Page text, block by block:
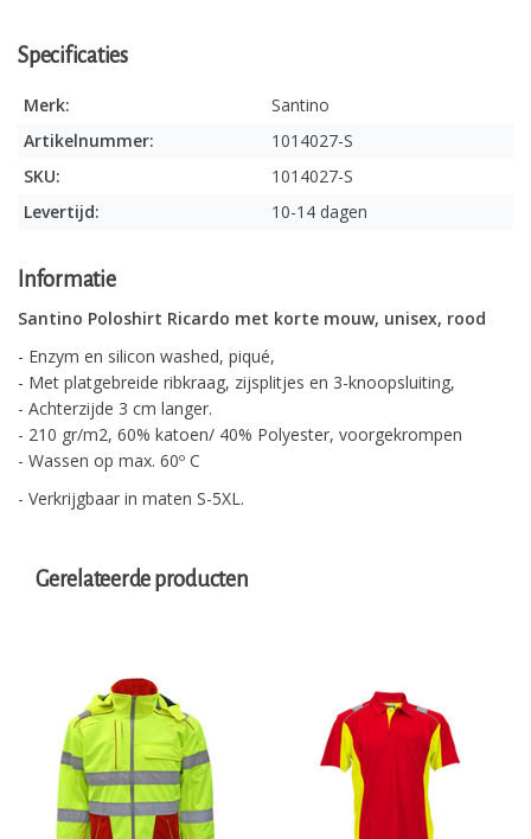
Specificaties
Merk:
Santino
Artikelnummer:
1014027-S
SKU:
1014027-S
Levertijd:
10-14 dagen
Informatie
Santino Poloshirt Ricardo met korte mouw, unisex, rood
- Enzym en silicon washed, piqué,
- Met platgebreide ribkraag, zijsplitjes en 3-knoopsluiting,
- Achterzijde 3 cm langer.
- 210 gr/m2, 60% katoen/ 40% Polyester, voorgekrompen
- Wassen op max. 60º C
- Verkrijgbaar in maten S-5XL.
Gerelateerde producten